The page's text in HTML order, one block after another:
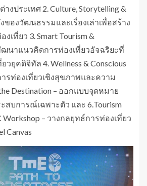
งประเทศ 2. Culture, Storytelling &
ของวัฒนธรรมและเรื่องเล่าเพื่อสร้าง
ที่ยว 3. Smart Tourism &
ฒนาแนวคิดการท่องเที่ยวอัจฉริยะที่
ยุคดิจิทัล 4. Wellness & Conscious
ารท่องเที่ยวเชิงสุขภาพและความ
Destination – ออกแบบจุดหมาย
สบการณ์เฉพาะตัว และ 6.Tourism
Workshop – วางกลยุทธ์การท่องเที่ยว
Canvas